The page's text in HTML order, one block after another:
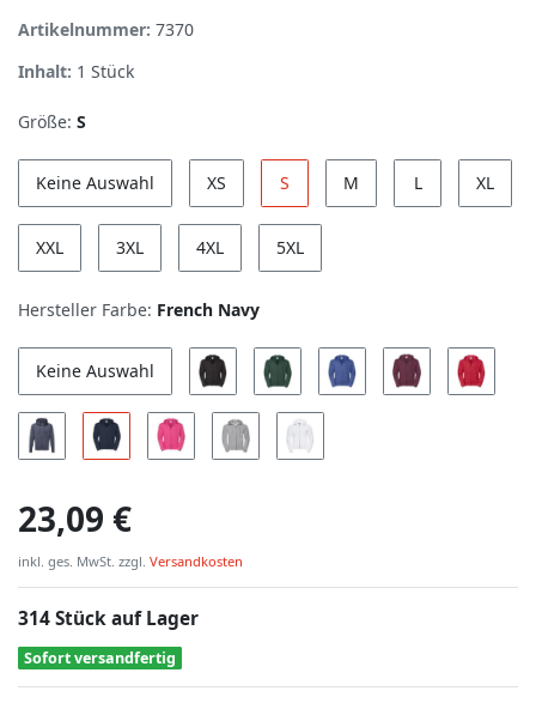
Artikelnummer: 7370
Inhalt: 1 Stück
Größe: S
Keine Auswahl XS S M L XL
XXL 3XL 4XL 5XL
Hersteller Farbe: French Navy
Keine Auswahl
23,09 €
inkl. ges. MwSt. zzgl. Versandkosten
314 Stück auf Lager
Sofort versandfertig